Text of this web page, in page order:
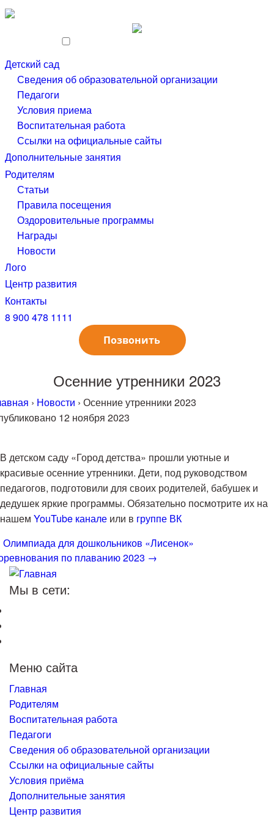
Skip
to
Детский сад
Сведения об образовательной организации
Педагоги
Условия приема
Воспитательная работа
Ссылки на официальные сайты
Дополнительные занятия
Родителям
Статьи
Правила посещения
Оздоровительные программы
Награды
Новости
Лого
Центр развития
Контакты
8 900 478 1111
Позвонить
Осенние утренники 2023
› Новости › Осенние утренники 2023
12 ноября 2023
В детском саду «Город детства» прошли уютные и
красивые осенние утренники. Дети, под руководством
педагогов, подготовили для своих родителей, бабушек и
дедушек яркие программы. Обязательно посмотрите их на
нашем YouTube канале или в группе ВК
Олимпиада для дошкольников «Лисенок»
по плаванию 2023 →
Мы в сети:
Меню сайта
Главная
Родителям
Воспитательная работа
Педагоги
Сведения об образовательной организации
Ссылки на официальные сайты
Условия приёма
Дополнительные занятия
Центр развития